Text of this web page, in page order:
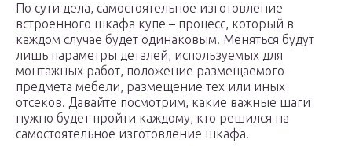
По сути дела, самостоятельное изготовление
встроенного шкафа купе – процесс, который в
каждом случае будет одинаковым. Меняться будут
лишь параметры деталей, используемых для
монтажных работ, положение размещаемого
предмета мебели, размещение тех или иных
отсеков. Давайте посмотрим, какие важные шаги
нужно будет пройти каждому, кто решился на
самостоятельное изготовление шкафа.